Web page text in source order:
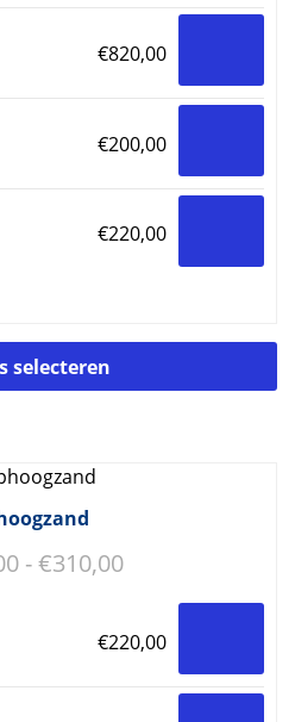
€820,00
€200,00
€220,00
selecteren
-€310,00Prijsklasse:
€310,00
€220,00